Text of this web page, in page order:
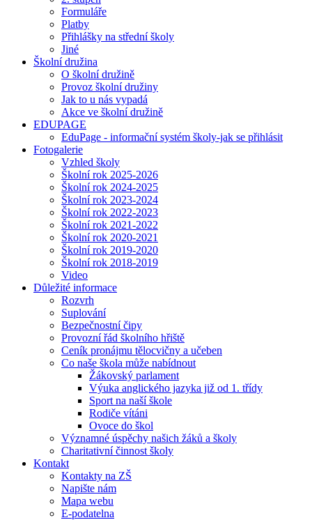
Formuláře
Platby
Přihlášky na střední školy
Jiné
Školní družina
O školní družině
Provoz školní družiny
Jak to u nás vypadá
Akce ve školní družině
EDUPAGE
EduPage - informační systém školy-jak se přihlásit
Fotogalerie
Vzhled školy
Školní rok 2025-2026
Školní rok 2024-2025
Školní rok 2023-2024
Školní rok 2022-2023
Školní rok 2021-2022
Školní rok 2020-2021
Školní rok 2019-2020
Školní rok 2018-2019
Video
Důležité informace
Rozvrh
Suplování
Bezpečnostní čipy
Provozní řád školního hřiště
Ceník pronájmu tělocvičny a učeben
Co naše škola může nabídnout
Žákovský parlament
Výuka anglického jazyka již od 1. třídy
Sport na naší škole
Rodiče vítáni
Ovoce do škol
Významné úspěchy našich žáků a školy
Charitativní činnost školy
Kontakt
Kontakty na ZŠ
Napište nám
Mapa webu
E-podatelna